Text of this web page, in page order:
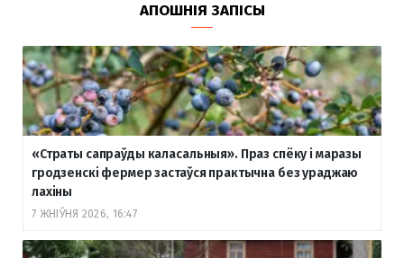
АПОШНІЯ ЗАПІСЫ
«Страты сапраўды каласальныя». Праз спёку і маразы
гродзенскі фермер застаўся практычна без ураджаю
лахіны
7 ЖНІЎНЯ 2026, 16:47